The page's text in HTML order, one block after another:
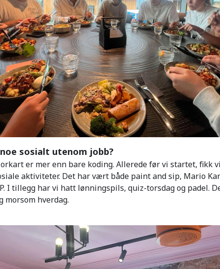
sosialt utenom jobb?
er mer enn bare koding. Allerede før vi startet, fikk
aktiviteter. Det har vært både paint and sip, Mario
I tillegg har vi hatt lønningspils, quiz-torsdag og padel.
morsom hverdag.